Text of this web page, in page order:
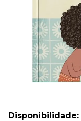
Disponibilidade: